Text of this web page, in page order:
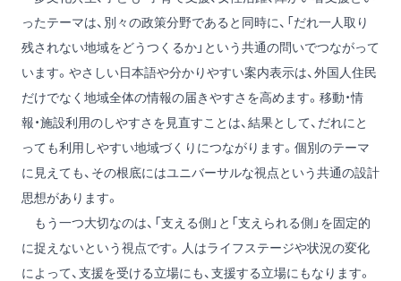
ったテーマは、別々の政策分野であると同時に、「だれ一人取り
残されない地域をどうつくるか」という共通の問いでつながって
います。やさしい日本語や分かりやすい案内表示は、外国人住民
だけでなく地域全体の情報の届きやすさを高めます。移動・情
報・施設利用のしやすさを見直すことは、結果として、だれにと
っても利用しやすい地域づくりにつながります。個別のテーマ
に見えても、その根底にはユニバーサルな視点という共通の設計
思想があります。
もう一つ大切なのは、「支える側」と「支えられる側」を固定的
に捉えないという視点です。人はライフステージや状況の変化
によって、支援を受ける立場にも、支援する立場にもなります。